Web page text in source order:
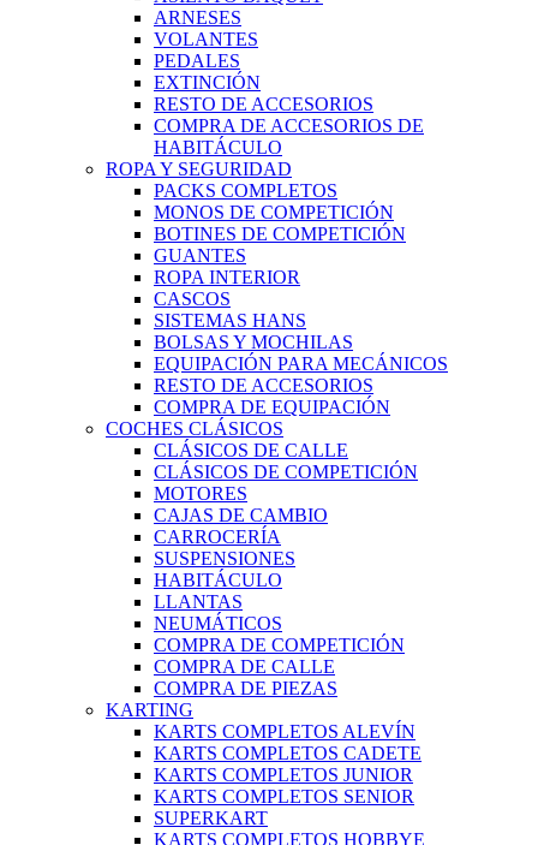
ARNESES
VOLANTES
PEDALES
EXTINCIÓN
RESTO DE ACCESORIOS
COMPRA DE ACCESORIOS DE
HABITÁCULO
ROPA Y SEGURIDAD
PACKS COMPLETOS
MONOS DE COMPETICIÓN
BOTINES DE COMPETICIÓN
GUANTES
ROPA INTERIOR
CASCOS
SISTEMAS HANS
BOLSAS Y MOCHILAS
EQUIPACIÓN PARA MECÁNICOS
RESTO DE ACCESORIOS
COMPRA DE EQUIPACIÓN
COCHES CLÁSICOS
CLÁSICOS DE CALLE
CLÁSICOS DE COMPETICIÓN
MOTORES
CAJAS DE CAMBIO
CARROCERÍA
SUSPENSIONES
HABITÁCULO
LLANTAS
NEUMÁTICOS
COMPRA DE COMPETICIÓN
COMPRA DE CALLE
COMPRA DE PIEZAS
KARTING
KARTS COMPLETOS ALEVÍN
KARTS COMPLETOS CADETE
KARTS COMPLETOS JUNIOR
KARTS COMPLETOS SENIOR
SUPERKART
KARTS COMPLETOS HOBBYE